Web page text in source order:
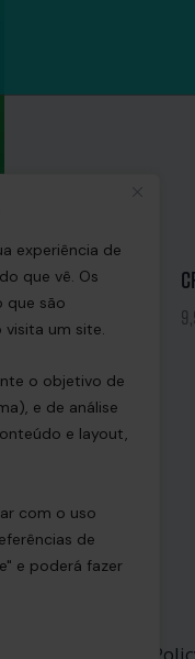
experiência de
que vê. Os
que são
um site.
o objetivo de
e de análise
e layout,
com o uso
de
e poderá fazer
Privacy